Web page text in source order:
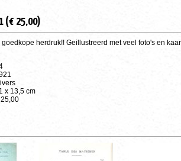
(€ 25,00)
herdruk!! Geillustreerd met veel foto's en
x 13,5 cm